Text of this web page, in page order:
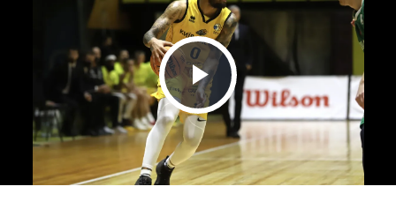
Play Video